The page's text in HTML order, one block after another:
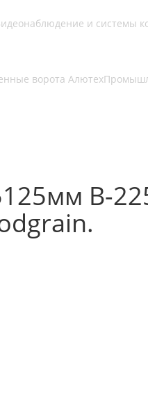
и системы
ворота Алютех
В-